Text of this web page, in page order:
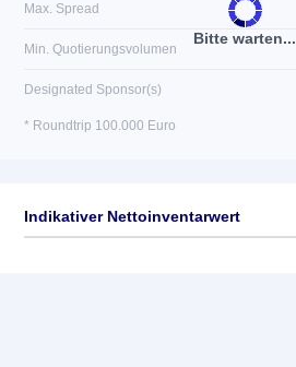
Bitte warten...
Max. Spread
Min. Quotierungsvolumen
Designated Sponsor(s)
* Roundtrip 100.000 Euro
Indikativer Nettoinventarwert